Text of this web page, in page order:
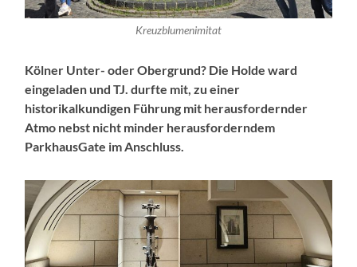
Kreuzblumenimitat
Kölner Unter- oder Obergrund? Die Holde ward
eingeladen und TJ. durfte mit, zu einer
historikalkundigen Führung mit herausfordernder
Atmo nebst nicht minder herausforderndem
ParkhausGate im Anschluss.